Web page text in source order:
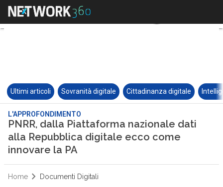
Ultimi articoli Sovranità digitale Cittadinanza digitale
L'APPROFONDIMENTO
PNRR, dalla Piattaforma nazionale dati
alla Repubblica digitale ecco come
innovare la PA
Home Documenti Digitali